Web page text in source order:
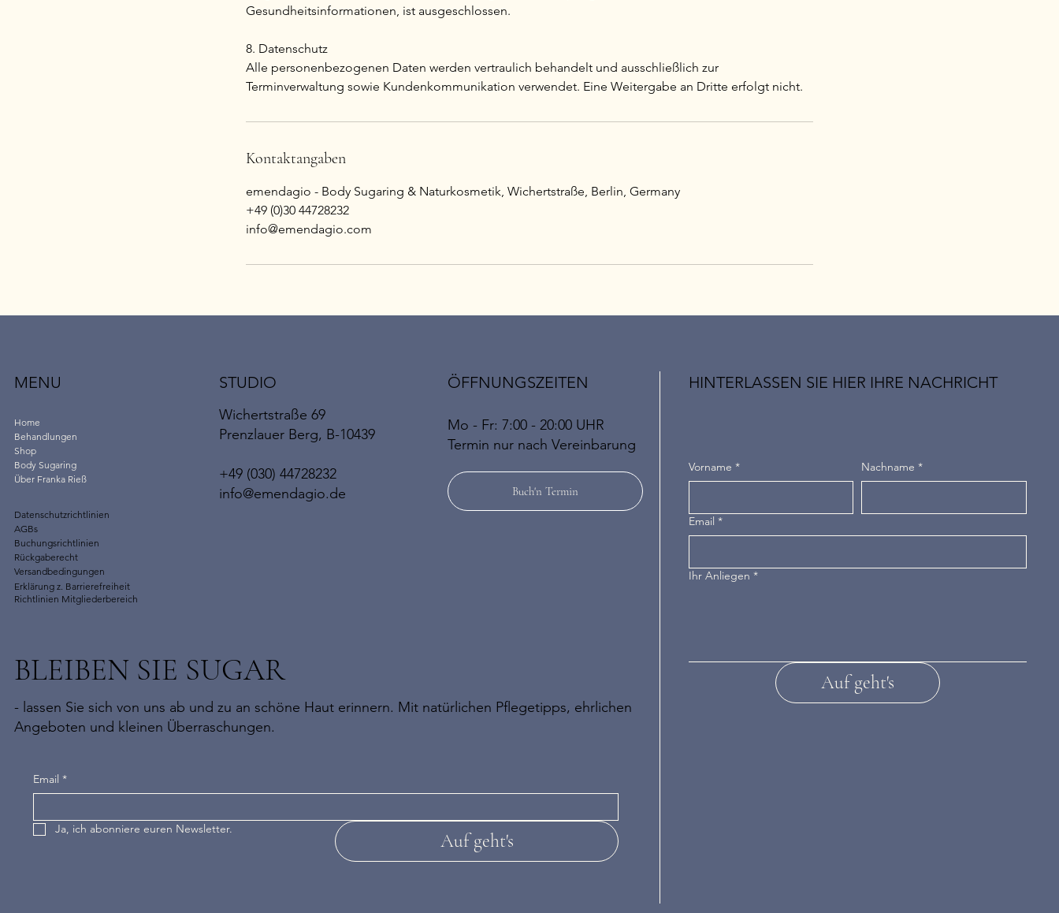
Gesundheitsinformationen, ist ausgeschlossen.
8. Datenschutz
Alle personenbezogenen Daten werden vertraulich behandelt und ausschließlich zur
Terminverwaltung sowie Kundenkommunikation verwendet. Eine Weitergabe an Dritte erfolgt nicht.
Kontaktangaben
emendagio - Body Sugaring & Naturkosmetik, Wichertstraße, Berlin, Germany
+49 (0)30 44728232
info@emendagio.com
MENU
Home
Behandlungen
Shop
Body Sugaring
Über Franka Rieß
Datenschutzrichtlinien
AGBs
Buchungsrichtlinien
Rückgaberecht
Versandbedingungen
Erklärung z. Barrierefreiheit
Richtlinien Mitgliederbereich
STUDIO
Wichertstraße 69
Prenzlauer Berg, B-10439
+49 (030) 44728232
info@emendagio.de
ÖFFNUNGSZEITEN
Mo - Fr: 7:00 - 20:00 UHR
​​Termin nur nach Vereinbarung
Buch'n Termin
HINTERLASSEN SIE HIER IHRE NACHRICHT
Vorname * Nachname *
Email *
Ihr Anliegen *
Auf geht's
BLEIBEN SIE SUGAR
- lassen Sie sich von uns ab und zu an schöne Haut erinnern. Mit natürlichen Pflegetipps, ehrlichen
Angeboten und kleinen Überraschungen.
Email *
Ja, ich abonniere euren Newsletter.
Auf geht's